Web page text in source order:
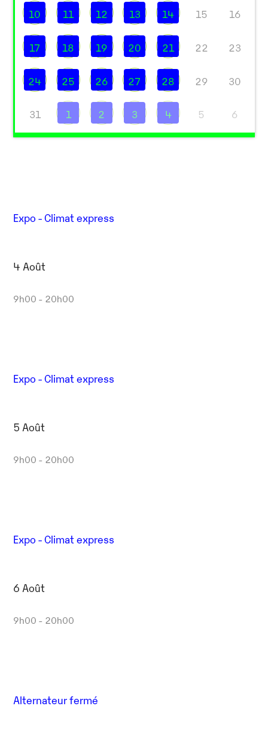
10 11 12 13 14 15 16
17 18 19 20 21 22 23
24 25 26 27 28 29 30
31 1 2 3 4 5 6
Expo - Climat express
4 Août
9h00 - 20h00
Expo - Climat express
5 Août
9h00 - 20h00
Expo - Climat express
6 Août
9h00 - 20h00
Alternateur fermé